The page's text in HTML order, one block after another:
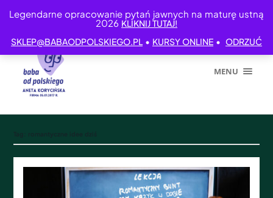
Legendarne opracowanie pytań jawnych na maturę ustną
2026 KLIKNIJ TUTAJ!
SKLEP@BABAODPOLSKIEGO.PL • KURSY ONLINE • ODRZUĆ
MENU